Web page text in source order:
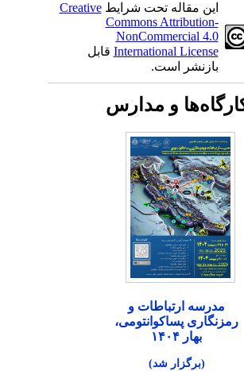
این مقاله تحت شرایطCreative
Commons Attribution-
NonCommercial 4.0
International Licenseقابل
بازنشر است.
و مدارس
مدرسه ارتباطات و
رمزنگاری پساکوانتومی،
بهار ۱۴۰۴
(برگزار شد)